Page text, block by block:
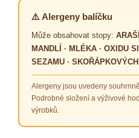
⚠️ Alergeny balíčku
Může obsahovat stopy:
MANDLÍ · MLÉKA · OXIDU
SEZAMU ·
Alergeny jsou uvedeny
Podrobné složení a výživové
výrobků.